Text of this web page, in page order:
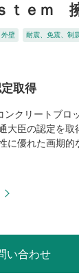
ｔｅｍ
外壁 耐震、免震、制
取得
クリートブロ
大臣の認定を取
に優れた画期的